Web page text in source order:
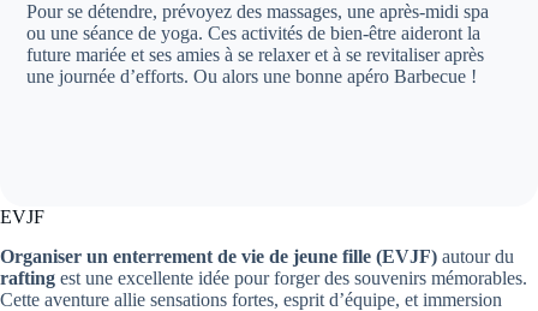
Pour se détendre, prévoyez des massages, une après-midi spa
ou une séance de yoga. Ces activités de bien-être aideront la
future mariée et ses amies à se relaxer et à se revitaliser après
une journée d’efforts. Ou alors une bonne apéro Barbecue !
EVJF
Organiser un enterrement de vie de jeune fille (EVJF) autour du
rafting est une excellente idée pour forger des souvenirs mémorables.
Cette aventure allie sensations fortes, esprit d’équipe, et immersion